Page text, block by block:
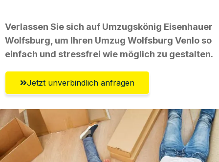
Verlassen Sie sich auf Umzugskönig Eisenhauer
Wolfsburg, um Ihren Umzug Wolfsburg Venlo so
einfach und stressfrei wie möglich zu gestalten.
Jetzt unverbindlich anfragen